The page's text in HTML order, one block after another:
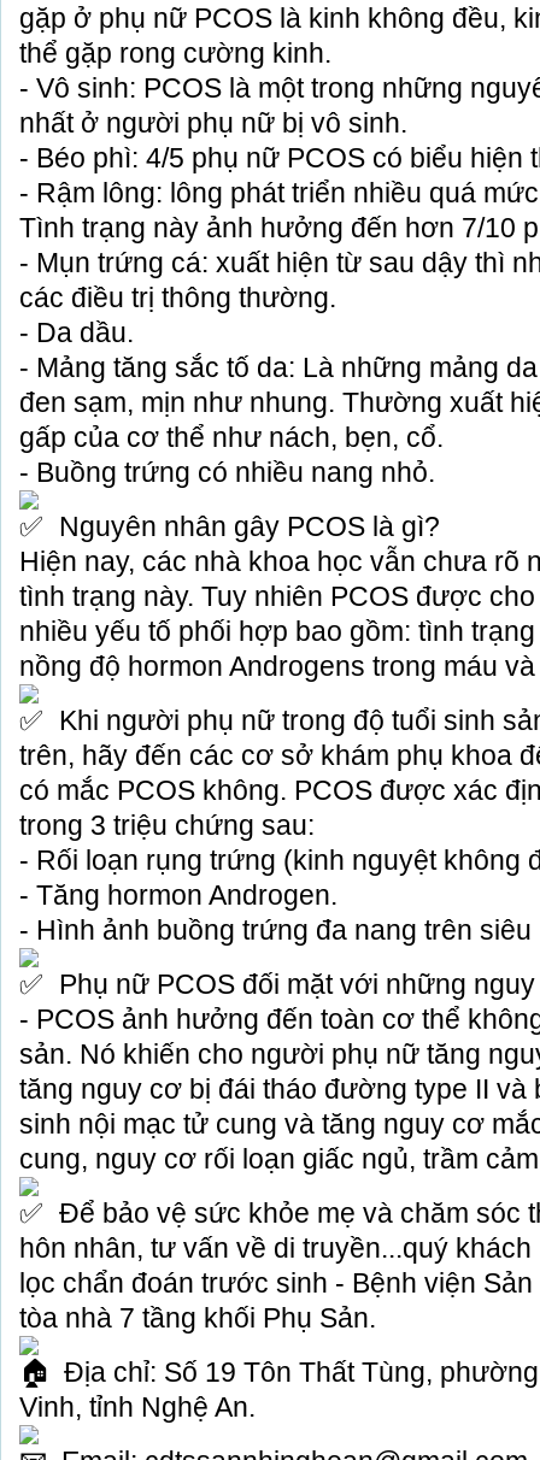
gặp ở phụ nữ PCOS là kinh không đều,
thể gặp rong cường kinh.
- Vô sinh: PCOS là một trong những
nhất ở người phụ nữ bị vô sinh.
- Béo phì: 4/5 phụ nữ PCOS có biểu hiện
- Rậm lông: lông phát triển nhiều quá
Tình trạng này ảnh hưởng đến hơn 7/10
- Mụn trứng cá: xuất hiện từ sau dậy thì
các điều trị thông thường.
- Da dầu.
- Mảng tăng sắc tố da: Là những mảng
đen sạm, mịn như nhung. Thường xuất
gấp của cơ thể như nách, bẹn, cổ.
- Buồng trứng có nhiều nang nhỏ.
Nguyên nhân gây PCOS là gì?
Hiện nay, các nhà khoa học vẫn chưa rõ
tình trạng này. Tuy nhiên PCOS được
nhiều yếu tố phối hợp bao gồm: tình
nồng độ hormon Androgens trong máu
Khi người phụ nữ trong độ tuổi sinh
trên, hãy đến các cơ sở khám phụ khoa
có mắc PCOS không. PCOS được xác
trong 3 triệu chứng sau:
- Rối loạn rụng trứng (kinh nguyệt không
- Tăng hormon Androgen.
- Hình ảnh buồng trứng đa nang trên siêu
Phụ nữ PCOS đối mặt với những
- PCOS ảnh hưởng đến toàn cơ thể
sản. Nó khiến cho người phụ nữ tăng
tăng nguy cơ bị đái tháo đường type II và
sinh nội mạc tử cung và tăng nguy cơ
cung, nguy cơ rối loạn giấc ngủ, trầm cảm
Để bảo vệ sức khỏe mẹ và chăm sóc
hôn nhân, tư vấn về di truyền...quý
lọc chẩn đoán trước sinh - Bệnh viện
tòa nhà 7 tầng khối Phụ Sản.
Địa chỉ: Số 19 Tôn Thất Tùng,
Vinh, tỉnh Nghệ An.